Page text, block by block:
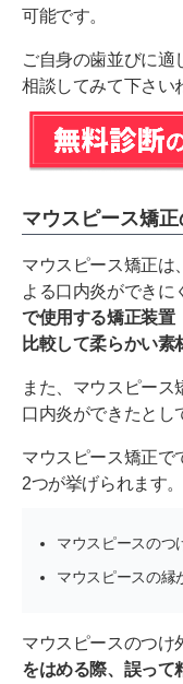
可能です。
ご自身の歯並びに適
相談してみて下さい
マウスピース矯
マウスピース矯正は
よる口内炎ができに
で使用する矯正装置
比較して柔らかい素
また、マウスピース
口内炎ができたとし
マウスピース矯正で
2つが挙げられます。
マウスピースのつ
マウスピースの縁
マウスピースのつけ
をはめる際、誤って